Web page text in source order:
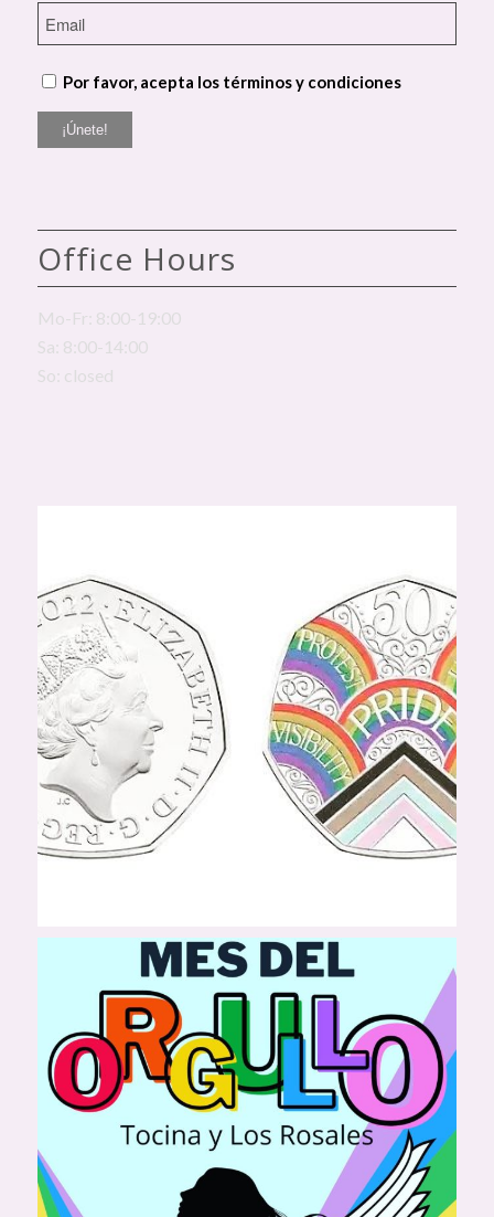
Por favor, acepta los términos y condiciones
Office Hours
Mo-Fr: 8:00-19:00
Sa: 8:00-14:00
So: closed